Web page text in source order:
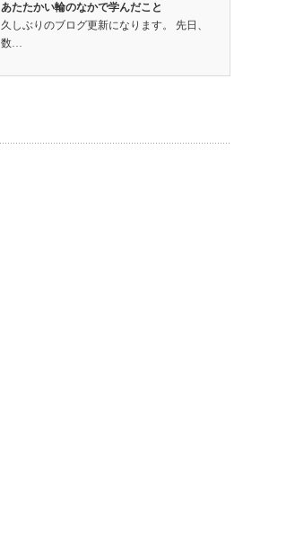
あたたかい輪のなかで学んだこと
久しぶりのブログ更新になります。 先日、
数…